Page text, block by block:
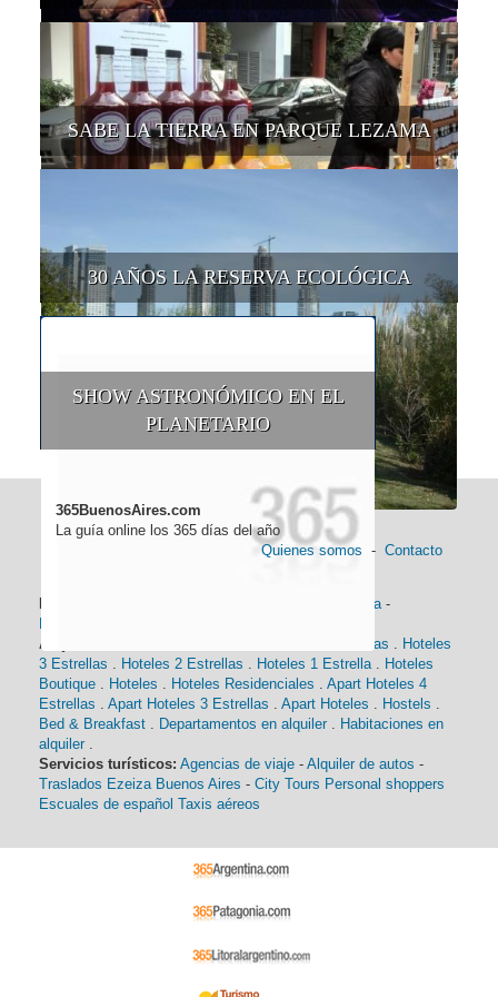
SABE LA TIERRA EN PARQUE LEZAMA
30 AÑOS LA RESERVA ECOLÓGICA
SHOW ASTRONÓMICO EN EL
PLANETARIO
365BuenosAires.com
La guía online los 365 días del año
Quienes somos - Contacto
Historia-
Alojamiento:
Hoteles 4 Estrellas . Hoteles
3 Estrellas . Hoteles 2 Estrellas . Hoteles 1 Estrella. Hoteles
Boutique . Hoteles . Hoteles Residenciales . Apart Hoteles 4
Estrellas . Apart Hoteles 3 Estrellas . Apart Hoteles . Hostels .
Bed & Breakfast . Departamentos en alquiler . Habitaciones en
alquiler .
Servicios turísticos: Agencias de viaje - Alquiler de autos -
Traslados Ezeiza Buenos Aires - City Tours Personal shoppers
Escuales de español Taxis aéreos